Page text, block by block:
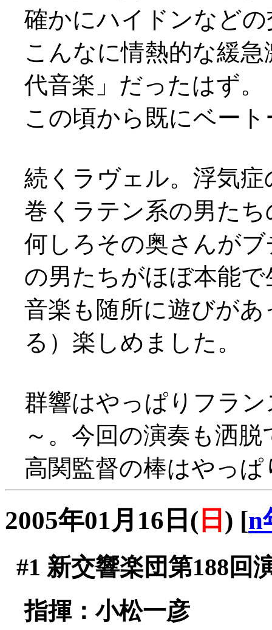
確かにハイドンなど
こんなに情熱的な緩
代音楽」だったはず。
この頃から既にベー
続くラヴェル。浮気
巻くラテン系の男た
何しろその奥さんが
の男たちがほぼ本能
音楽も随所に遊びが
る）楽しめました。
群響はやっぱりフラ
～。今回の演奏も洒
高関監督の棒はやっぱ
2005年01月16日( 日 ) [n
#1 新交響楽団第188回
指揮：小松一彦